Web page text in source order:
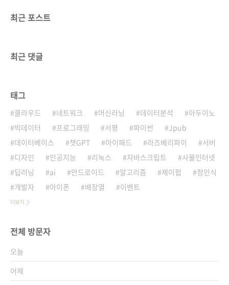
최근 포스트
최근 댓글
태그
클라우드 네트워크 머신러닝 데이터분석
아두이노
빅데이터
프로그래밍 서평 파이썬
Jpub
데이터베이스
챗GPT 아이패드 라즈베리파이
서버
디자인
인공지능 리눅스 자바스크립트
사물인터넷
딥러닝
ai 안드로이드 알고리즘 제이펍
정인식
개발자
아이폰 배장열 이벤트
더보기
전체 방문자
오늘
어제